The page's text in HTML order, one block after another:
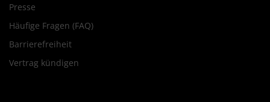
Presse
Häufige Fragen (FAQ)
Barrierefreiheit
Vertrag kündigen